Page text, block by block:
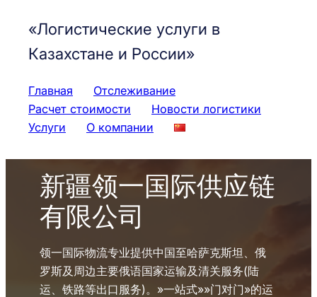
«Логистические услуги в
Казахстане и России»
Главная
Отслеживание
Расчет стоимости
Новости логистики
Услуги
О компании
新疆领一国际供应链
有限公司
领一国际物流专业提供中国至哈萨克斯坦、俄
罗斯及周边主要俄语国家运输及清关服务(陆
运、铁路等出口服务)。»一站式»»门对门»的运